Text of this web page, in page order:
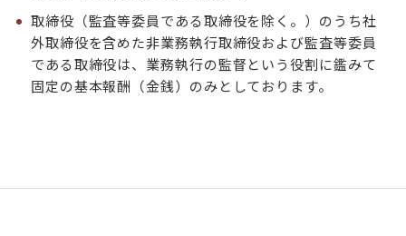
取締役（監査等委員である取締役を除く。）のうち社
外取締役を含めた非業務執行取締役および監査等委員
である取締役は、業務執行の監督という役割に鑑みて
固定の基本報酬（金銭）のみとしております。